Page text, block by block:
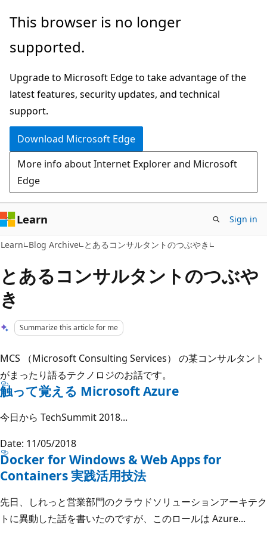
Skip
main
Skip
Ask
chat
experience
This browser is no longer
supported.
Upgrade to Microsoft Edge to take advantage of the
latest features, security updates, and technical
support.
Download Microsoft Edge
More info about Internet Explorer and Microsoft
Edge
Learn Sign in
Learn Blog Archive とあるコンサルタントのつぶやき
とあるコンサルタントのつぶや
き
Summarize this article for me
MCS （Microsoft Consulting Services） の某コンサルタント
がまったり語るテクノロジのお話です。
触って覚える Microsoft Azure
今日から TechSummit 2018...
Date: 11/05/2018
Docker for Windows & Web Apps for
Containers 実践活用技法
先日、しれっと営業部門のクラウドソリューションアーキテク
トに異動した話を書いたのですが、このロールは Azure...